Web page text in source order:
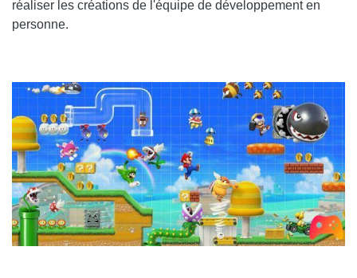
réaliser les créations de l'équipe de développement en
personne.